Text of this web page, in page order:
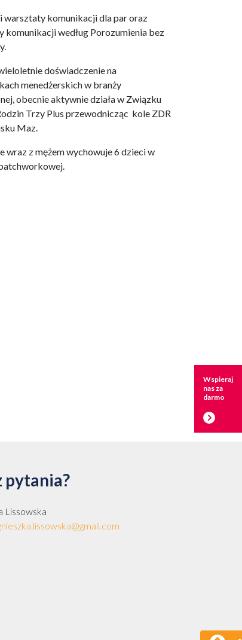
warsztaty komunikacji dla par oraz
komunikacji według Porozumienia bez
doświadczenie na
menedżerskich w branży
obecnie aktywnie działa w Związku
Trzy Plus przewodnicząc kole ZDR
Maz.
wraz z mężem wychowuje 6 dzieci w
pytania?
Lissowska
Wspieraj
nas za
darmo